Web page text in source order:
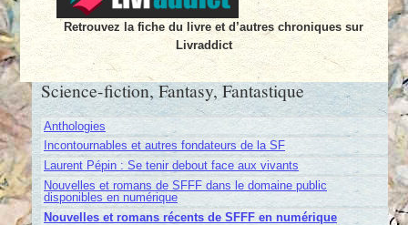
Retrouvez la fiche du livre et d’autres chroniques sur
Livraddict
Science-fiction, Fantasy, Fantastique
Anthologies
Incontournables et autres fondateurs de la SF
Laurent Pépin : Se tenir debout face aux vivants
Nouvelles et romans de SFFF dans le domaine public
disponibles en numérique
Nouvelles et romans récents de SFFF en numérique